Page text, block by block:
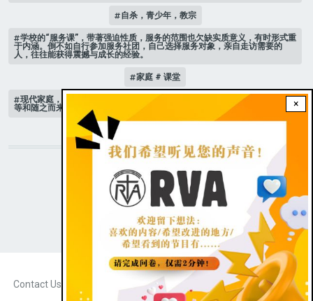
×
自杀，青少年，教宗
学校的“服务课”，带著强迫性质，服务的范围也欠缺实质意义，有时形式重
于内涵。倒不如自行参加服务社团，自己选择服务对象，亲自走访需要的
人，往往能获得震撼与成长的经验。
家庭 # 课堂
现代家庭，子女或许都是宝贝，不公平的待遇显得比较少，但隐性的不平
等和随之而来的身心压力却仍旧挥之不去。
STAY CONNECTED WITH US!
Contact Us
Dark theme